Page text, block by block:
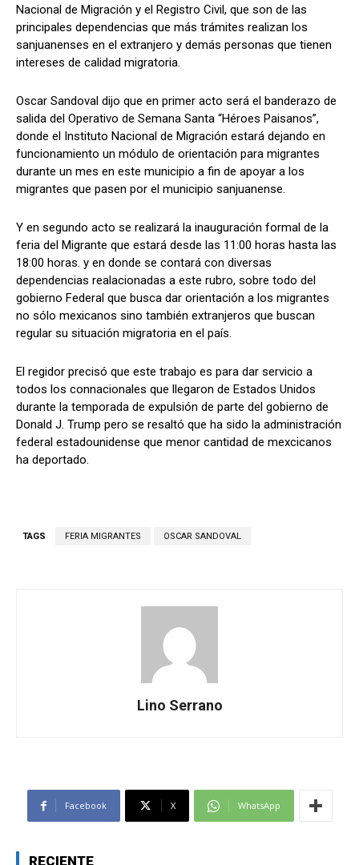
Nacional de Migración y el Registro Civil, que son de las
principales dependencias que más trámites realizan los
sanjuanenses en el extranjero y demás personas que tienen
intereses de calidad migratoria.
Oscar Sandoval dijo que en primer acto será el banderazo de
salida del Operativo de Semana Santa “Héroes Paisanos”,
donde el Instituto Nacional de Migración estará dejando en
funcionamiento un módulo de orientación para migrantes
durante un mes en este municipio a fin de apoyar a los
migrantes que pasen por el municipio sanjuanense.
Y en segundo acto se realizará la inauguración formal de la
feria del Migrante que estará desde las 11:00 horas hasta las
18:00 horas. y en donde se contará con diversas
dependencias realacionadas a este rubro, sobre todo del
gobierno Federal que busca dar orientación a los migrantes
no sólo mexicanos sino también extranjeros que buscan
regular su situación migratoria en el país.
El regidor precisó que este trabajo es para dar servicio a
todos los connacionales que llegaron de Estados Unidos
durante la temporada de expulsión de parte del gobierno de
Donald J. Trump pero se resaltó que ha sido la administración
federal estadounidense que menor cantidad de mexcicanos
ha deportado.
TAGS FERIA MIGRANTES OSCAR SANDOVAL
Lino Serrano
Facebook X WhatsApp
RECIENTE